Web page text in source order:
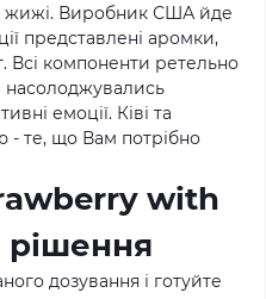
жижі. Виробник США йде
представлені аромки,
Всі компоненти ретельно
емоції. Ківі та
- те, що Вам потрібно
with
рішення
дозування і готуйте